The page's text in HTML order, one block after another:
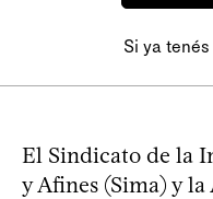
Si ya
El Sindicato de la
y Afines (Sima) y